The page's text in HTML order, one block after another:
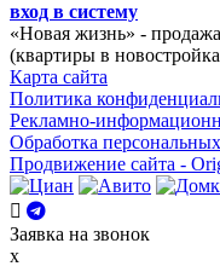
вход в систему
«Новая жизнь» -
(квартиры в
Карта сайта
Политика
Рекламно-
Обработка
Продвижение сайта -
Заявка на звонок
x